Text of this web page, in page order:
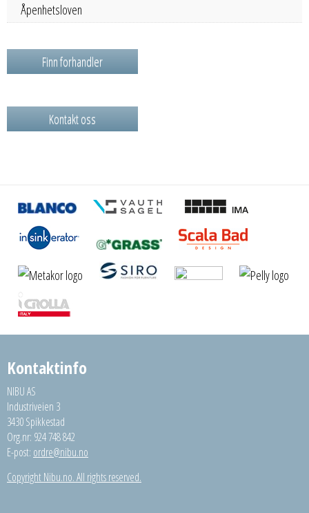
Åpenhetsloven
Finn forhandler
Kontakt oss
Kontaktinfo
NIBU AS
Industriveien 3
3430 Spikkestad
Org.nr: 924 748 842
E-post: ordre@nibu.no
Copyright Nibu.no. All rights reserved.